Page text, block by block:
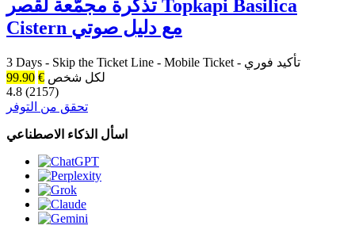
تذكرة مجمّعة لقصر Topkapi Basilica
Cistern مع دليل صوتي
3 Days - Skip the Ticket Line - Mobile Ticket - تأكيد فوري
لكل شخص €
99.90
4.8 (2157)
تحقق من التوفر
اسأل الذكاء الاصطناعي